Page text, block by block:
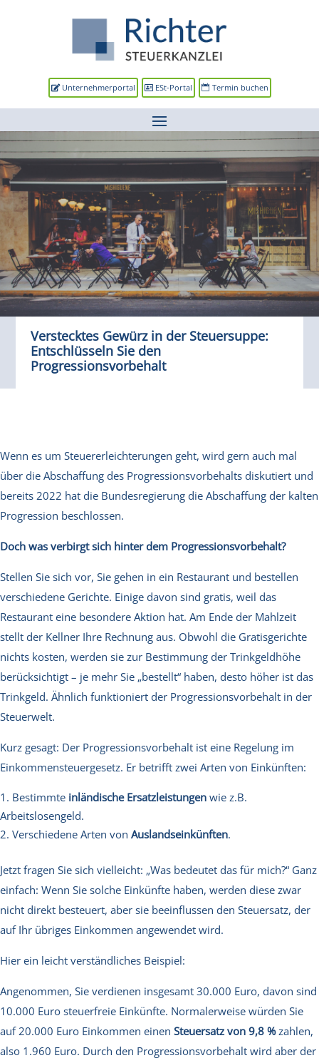
Unternehmerportal ESt-Portal Termin buchen
Verstecktes Gewürz in der Steuersuppe:
Entschlüsseln Sie den
Progressionsvorbehalt
Wenn es um Steuererleichterungen geht, wird gern auch mal
über die Abschaffung des Progressionsvorbehalts diskutiert und
bereits 2022 hat die Bundesregierung die Abschaffung der kalten
Progression beschlossen.
Doch was verbirgt sich hinter dem Progressionsvorbehalt?
Stellen Sie sich vor, Sie gehen in ein Restaurant und bestellen
verschiedene Gerichte. Einige davon sind gratis, weil das
Restaurant eine besondere Aktion hat. Am Ende der Mahlzeit
stellt der Kellner Ihre Rechnung aus. Obwohl die Gratisgerichte
nichts kosten, werden sie zur Bestimmung der Trinkgeldhöhe
berücksichtigt – je mehr Sie „bestellt“ haben, desto höher ist das
Trinkgeld. Ähnlich funktioniert der Progressionsvorbehalt in der
Steuerwelt.
Kurz gesagt: Der Progressionsvorbehalt ist eine Regelung im
Einkommensteuergesetz. Er betrifft zwei Arten von Einkünften:
Bestimmte inländische Ersatzleistungen wie z.B.
Arbeitslosengeld.
Verschiedene Arten von Auslandseinkünften.
Jetzt fragen Sie sich vielleicht: „Was bedeutet das für mich?“ Ganz
einfach: Wenn Sie solche Einkünfte haben, werden diese zwar
nicht direkt besteuert, aber sie beeinflussen den Steuersatz, der
auf Ihr übriges Einkommen angewendet wird.
Hier ein leicht verständliches Beispiel:
Angenommen, Sie verdienen insgesamt 30.000 Euro, davon sind
10.000 Euro steuerfreie Einkünfte. Normalerweise würden Sie
auf 20.000 Euro Einkommen einen Steuersatz von 9,8 %zahlen,
also 1.960 Euro. Durch den Progressionsvorbehalt wird aber der